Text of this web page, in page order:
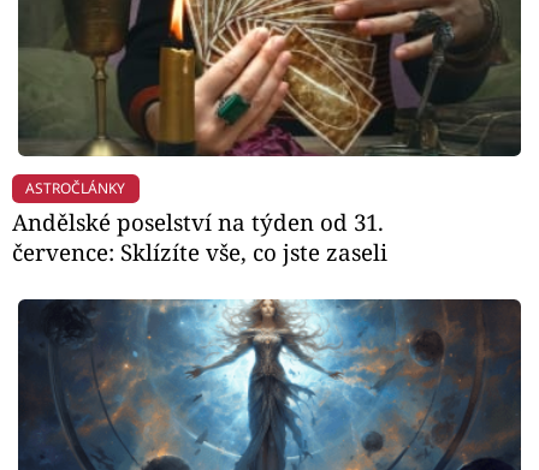
ASTROČLÁNKY
Andělské poselství na týden od 31.
července: Sklízíte vše, co jste zaseli